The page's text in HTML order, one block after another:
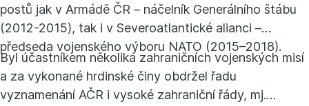
postů jak v Armádě ČR – náčelník Generálního štábu
(2012-2015), tak i v Severoatlantické alianci –
předseda vojenského výboru NATO (2015–2018).
Byl účastníkem několika zahraničních vojenských misí
a za vykonané hrdinské činy obdržel řadu
vyznamenání AČR i vysoké zahraniční řády, mj.